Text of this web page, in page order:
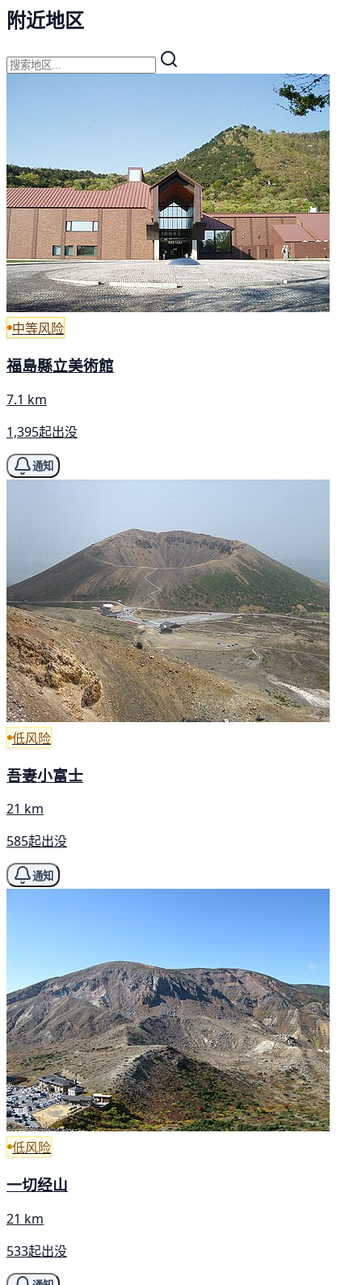
附近地区
中等风险
福島縣立美術館
7.1 km
1,395起出没
通知
低风险
吾妻小富士
21 km
585起出没
通知
低风险
一切经山
21 km
533起出没